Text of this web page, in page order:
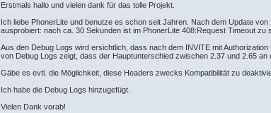
Erstmals hallo und vielen dank für das tolle Projekt.
Ich liebe PhonerLite und benutze es schon seit Jahren. Nach dem Update
ausprobiert: nach ca. 30 Sekunden ist im PhonerLite 408:Request Timeout zu
Aus den Debug Logs wird ersichtlich, dass nach dem INVITE mit
von Debug Logs zeigt, dass der Hauptunterschied zwischen 2.37 und 2.65
Gäbe es evtl. die Möglichkeit, diese Headers zwecks Kompatibilität zu
Ich habe die Debug Logs hinzugefügt.
Vielen Dank vorab!